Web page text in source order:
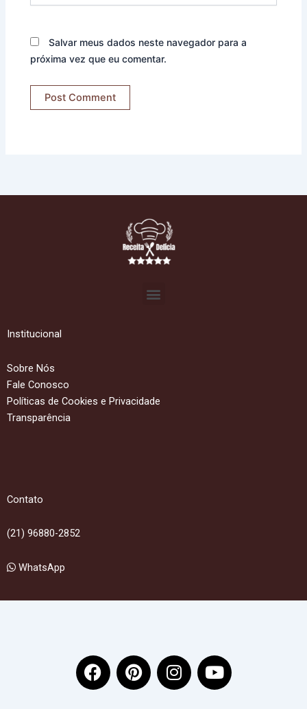
Salvar meus dados neste navegador para a
próxima vez que eu comentar.
Menu
Institucional
Sobre Nós
Fale Conosco
Políticas de Cookies e Privacidade
Transparência
Contato
(21) 96880-2852
WhatsApp
F
a
P
i
I
n
Y
o